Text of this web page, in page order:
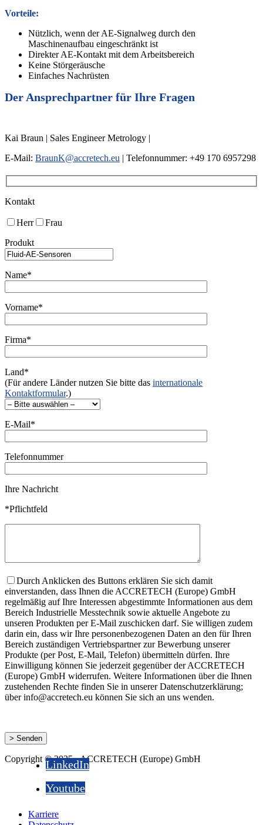
Vorteile:
Nützlich, wenn der AE-Signalweg durch den
Maschinenaufbau eingeschränkt ist
Direkter AE-Kontakt mit dem Arbeitsbereich
Keine Störgeräusche
Einfaches Nachrüsten
Der Ansprechpartner für Ihre Fragen
Kai Braun | Sales Engineer Metrology |
E-Mail: BraunK@accretech.eu | Telefonnummer: +49 170 6957298
Kontakt
Herr
Frau
Produkt
Name*
Vorname*
Firma*
Land*
(Für andere Länder nutzen Sie bitte das internationale
Kontaktformular.)
E-Mail*
Telefonnummer
Ihre Nachricht
*Pflichtfeld
Durch Anklicken des Buttons erklären Sie sich damit
einverstanden, dass Ihnen die ACCRETECH (Europe) GmbH
regelmäßig auf Ihre Interessen abgestimmte Informationen aus dem
Bereich Industrielle Messtechnik sowie aktuelle Angebote zu
unseren Produkten per E-Mail zuschicken darf. Sie willigen zudem
darin ein, dass wir Ihre personenbezogenen Daten an den für Ihren
Bereich zuständigen Vertriebspartner zur Bewerbung unserer
Produkte (per Post, E-Mail, Telefon) übermitteln dürfen. Ihre
Einwilligung können Sie jederzeit gegenüber der ACCRETECH
(Europe) GmbH widerrufen. Weitere Informationen über die Ihnen
zustehenden Rechte finden Sie in unserer Datenschutzerklärung;
über info@accretech.eu können Sie sich an uns wenden.
Copyright © 2025 - ACCRETECH (Europe) GmbH
LinkedIn
Youtube
Karriere